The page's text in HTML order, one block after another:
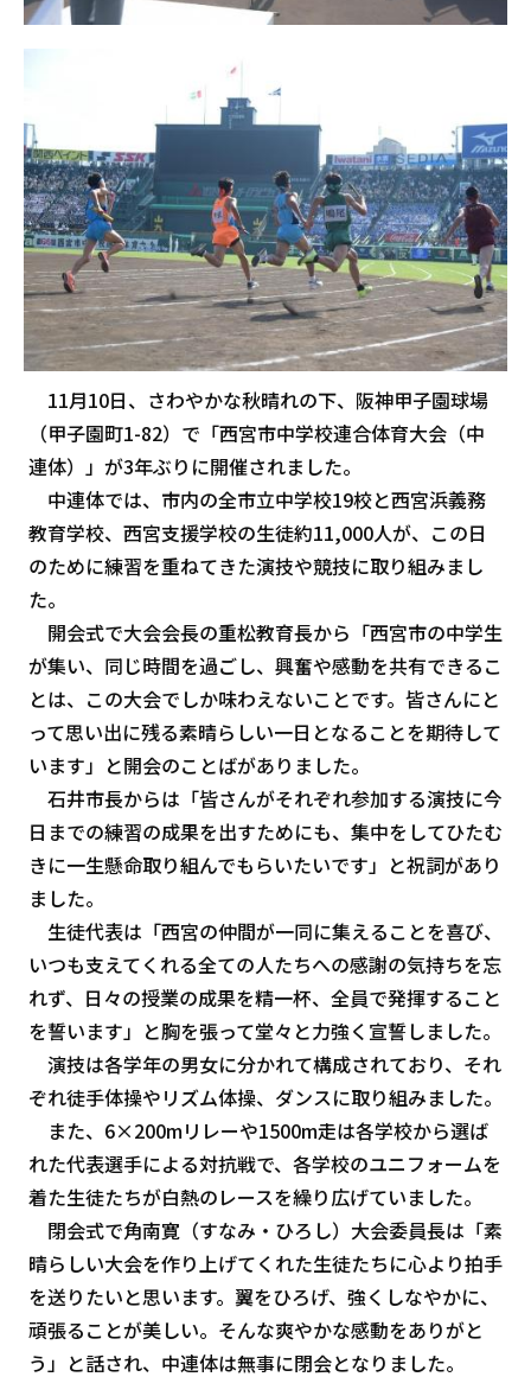
11月10日、さわやかな秋晴れの下、阪神甲子園球場
（甲子園町1-82）で「西宮市中学校連合体育大会（中
連体）」が3年ぶりに開催されました。
中連体では、市内の全市立中学校19校と西宮浜義務
教育学校、西宮支援学校の生徒約11,000人が、この日
のために練習を重ねてきた演技や競技に取り組みまし
た。
開会式で大会会長の重松教育長から「西宮市の中学生
が集い、同じ時間を過ごし、興奮や感動を共有できるこ
とは、この大会でしか味わえないことです。皆さんにと
って思い出に残る素晴らしい一日となることを期待して
います」と開会のことばがありました。
石井市長からは「皆さんがそれぞれ参加する演技に今
日までの練習の成果を出すためにも、集中をしてひたむ
きに一生懸命取り組んでもらいたいです」と祝詞があり
ました。
生徒代表は「西宮の仲間が一同に集えることを喜び、
いつも支えてくれる全ての人たちへの感謝の気持ちを忘
れず、日々の授業の成果を精一杯、全員で発揮すること
を誓います」と胸を張って堂々と力強く宣誓しました。
演技は各学年の男女に分かれて構成されており、それ
ぞれ徒手体操やリズム体操、ダンスに取り組みました。
また、6×200mリレーや1500m走は各学校から選ば
れた代表選手による対抗戦で、各学校のユニフォームを
着た生徒たちが白熱のレースを繰り広げていました。
閉会式で角南寛（すなみ・ひろし）大会委員長は「素
晴らしい大会を作り上げてくれた生徒たちに心より拍手
を送りたいと思います。翼をひろげ、強くしなやかに、
頑張ることが美しい。そんな爽やかな感動をありがと
う」と話され、中連体は無事に閉会となりました。